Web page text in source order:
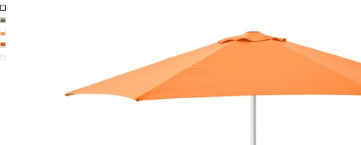
5 HÖGÖN / IGGÖN kép
kihagyása